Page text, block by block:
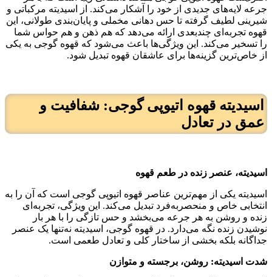
جرعه لایه‌های جدیدی از خود را آشکار می‌کند. از اسیدیته مرکباتی و
شیرینی لطیف گرفته تا حس دهانی مخملی و پایان‌بندی طولانی، این
قهوه تجربه‌ای چندبعدی ارائه می‌دهد که هم ذهن و هم حواس شما
را تسخیر می‌کند. این ویژگی‌ها باعث می‌شود که قهوه گوجی به یکی
از خاص‌ترین گزینه‌ها برای عاشقان قهوه تبدیل شود.
اسیدیته قهوه اتیوپی گوجی: شفافیت و
عمق در تعادل
اسیدیته، عنصر زنده در طعم قهوه
اسیدیته یکی از مهم‌ترین عناصر قهوه اتیوپی گوجی است که آن را به
انتخابی خاص و منحصربه‌فرد تبدیل می‌کند. این ویژگی، تجربه‌ای
زنده و روشن به هر جرعه می‌بخشد و حس تازگی را با هر بار
نوشیدن زنده نگه می‌دارد. در قهوه گوجی، اسیدیته نه‌تنها یک عنصر
جداگانه بلکه بخشی از ساختار کلی و تعادل طعمی است.
شدت اسیدیته: روشن، برجسته و متوازن